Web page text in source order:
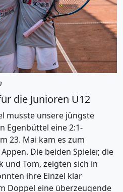
die Junioren U12
musste unsere jüngste
Egenbüttel eine 2:1-
23. Mai kam es zum
Die beiden Spieler, die
und Tom, zeigten sich in
ihre Einzel klar
Doppel eine überzeugende